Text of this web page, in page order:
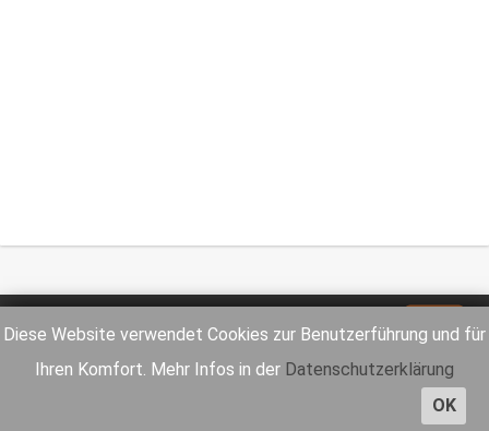
Diese Website verwendet Cookies zur Benutzerführung und für
Ihren Komfort. Mehr Infos in der Datenschutzerklärung
OK